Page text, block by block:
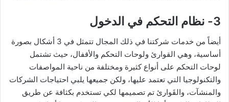
3- نظام التحكم في الدخول
أيضاً من خدمات شركتنا في ذلك المجال تتمثل في 3 أشكال بصورة
أساسية، وهي القوارئ ولوحات التحكم والأقفال، حيث تشتمل
لوحات التحكم على أنواع كثيرة ومختلفة من ناحية المواصفات
والتكنولوجيا التي تعتمد عليها، ولكن جميعها يلبي احتياجات الشركات
والمنشآت، والقَوارئ تم تصميمها لكي تستخدم بكثافة عن طريق